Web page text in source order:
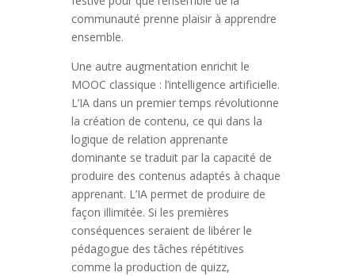
communauté prenne plaisir à apprendre
ensemble.
Une autre augmentation enrichit le
MOOC classique : l’intelligence artificielle.
L’IA dans un premier temps révolutionne
la création de contenu, ce qui dans la
logique de relation apprenante
dominante se traduit par la capacité de
produire des contenus adaptés à chaque
apprenant. L’IA permet de produire de
façon illimitée. Si les premières
conséquences seraient de libérer le
pédagogue des tâches répétitives
comme la production de quizz,